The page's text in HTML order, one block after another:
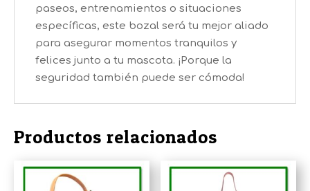
paseos, entrenamientos o situaciones
específicas, este bozal será tu mejor aliado
para asegurar momentos tranquilos y
felices junto a tu mascota. ¡Porque la
seguridad también puede ser cómoda!
Productos relacionados